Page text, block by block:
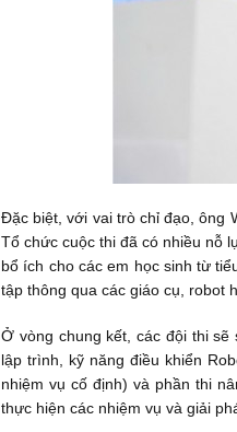
Đặc biệt, với vai trò chỉ đạo, ông
Tổ chức cuộc thi đã có nhiều nỗ
bổ ích cho các em học sinh từ
tập thông qua các giáo cụ, robot
Ở vòng chung kết, các đội thi
lập trình, kỹ năng điều khiển
nhiệm vụ cố định) và phần thi
thực hiện các nhiệm vụ và giải